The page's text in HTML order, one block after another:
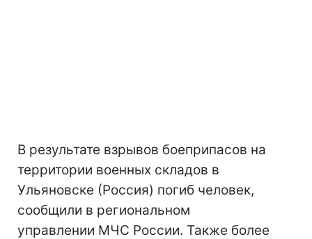
В результате взрывов боеприпасов на
территории военных складов в
Ульяновске (Россия) погиб человек,
сообщили в региональном
управлении МЧС России. Также более